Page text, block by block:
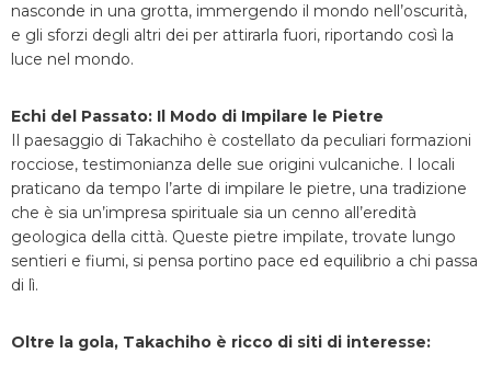
nasconde in una grotta, immergendo il mondo nell’oscurità,
e gli sforzi degli altri dei per attirarla fuori, riportando così la
luce nel mondo.
Echi del Passato: Il Modo di Impilare le Pietre
Il paesaggio di Takachiho è costellato da peculiari formazioni
rocciose, testimonianza delle sue origini vulcaniche. I locali
praticano da tempo l’arte di impilare le pietre, una tradizione
che è sia un’impresa spirituale sia un cenno all’eredità
geologica della città. Queste pietre impilate, trovate lungo
sentieri e fiumi, si pensa portino pace ed equilibrio a chi passa
di lì.
Oltre la gola, Takachiho è ricco di siti di interesse: